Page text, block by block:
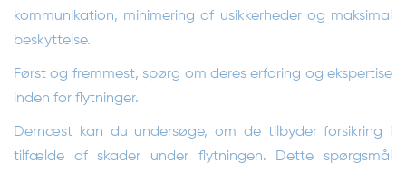
kommunikation, minimering af usikkerheder og maksimal
beskyttelse.
Først og fremmest, spørg om deres erfaring og ekspertise
inden for flytninger.
Dernæst kan du undersøge, om de tilbyder forsikring i
tilfælde af skader under flytningen. Dette spørgsmål